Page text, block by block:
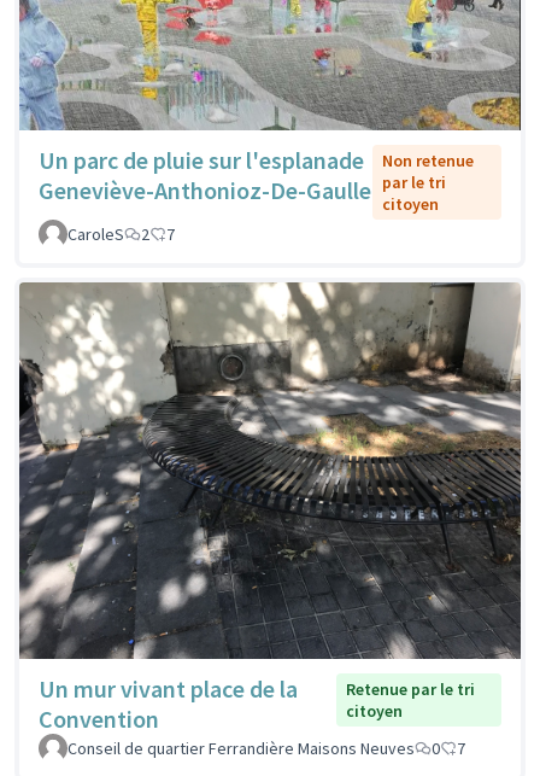
Un parc de pluie sur l'esplanade
Geneviève-Anthonioz-De-Gaulle
Non retenue
par le tri
citoyen
CaroleS
2 7
Un mur vivant place de la
Convention
Retenue par le tri
citoyen
Conseil de quartier Ferrandière Maisons Neuves
0 7